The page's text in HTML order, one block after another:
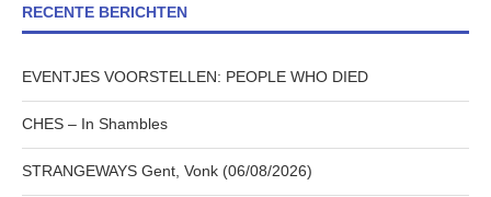
RECENTE BERICHTEN
EVENTJES VOORSTELLEN: PEOPLE WHO DIED
CHES – In Shambles
STRANGEWAYS Gent, Vonk (06/08/2026)